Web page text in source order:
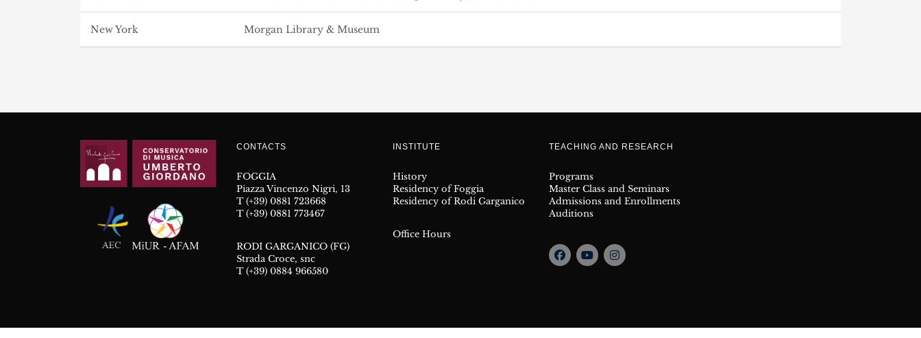
New York Morgan Library & Museum
CONTACTS
FOGGIA
Piazza Vincenzo Nigri, 13
T (+39) 0881 723668
T (+39) 0881 773467
RODI GARGANICO (FG)
Strada Croce, snc
T (+39) 0884 966580
INSTITUTE
History
Residency of Foggia
Residency of Rodi Garganico
Office Hours
TEACHING AND RESEARCH
Programs
Master Class and Seminars
Admissions and Enrollments
Auditions